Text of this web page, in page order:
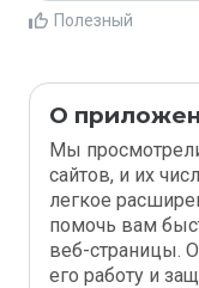
Полезный
О
Мы
сайтов, и их
легкое
помочь вам
веб-страницы.
его работу и